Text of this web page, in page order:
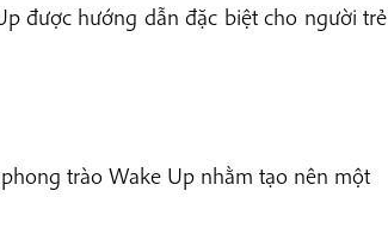
được hướng dẫn đặc biệt cho người trẻ
trào Wake Up nhằm tạo nên một